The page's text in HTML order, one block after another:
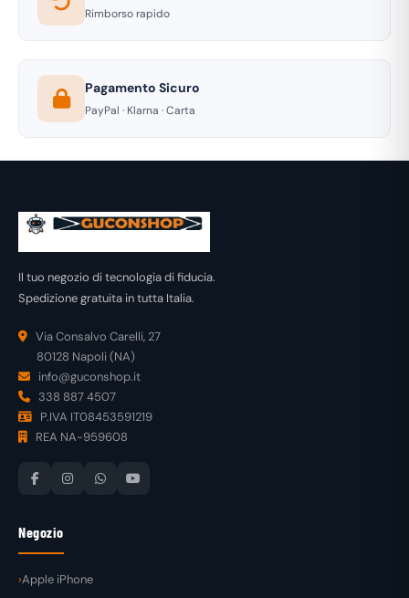
Rimborso rapido
Pagamento Sicuro
PayPal · Klarna · Carta
Il tuo negozio di tecnologia di fiducia.
Spedizione gratuita in tutta Italia.
Via Consalvo Carelli, 27
80128 Napoli (NA)
info@guconshop.it
338 887 4507
P.IVA IT08453591219
REA NA-959608
Negozio
Apple iPhone